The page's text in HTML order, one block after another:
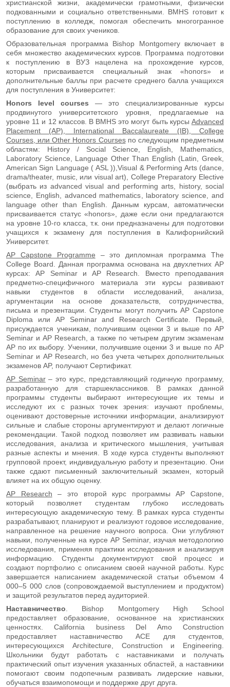
христианской жизни, академически грамотными, физически
подкованными и социально ответственными. BMHS готовит к
поступлению в колледж, помогая обеспечить многогранное
образование для своих учеников.
Образовательная программа Bishop Montgomery включает в
себя множество академических курсов. Программа подготовки
к поступлению в ВУЗ нацелена на прохождение курсов,
которым присваивается специальный знак «honors» и
дополнительные баллы при расчете среднего балла учащихся
для поступления в Университет:
Honors level courses — это специализированные курсы
продвинутого университетского уровня, предлагаемые на
уровне 11 и 12 классов. В BMHS это могут быть курсы Advanced
Placement (AP), International Baccalaureate (IB), College
Courses, или Other Honors Coursesпо следующим предметным
областям: History / Social Science, English, Mathematics,
Laboratory Science, Language Other Than English (Latin, Greek,
American Sign Language ( ASL )),Visual & Performing Arts (dance,
drama/theater, music, или visual art), College Preparatory Elective
(выбрать из advanced visual and performing arts, history, social
science, English, advanced mathematics, laboratory science, and
language other than English. Данным курсам, автоматически
присваивается статус «honors», даже если они предлагаются
на уровне 10-го класса, т.к. они предназначены для подготовки
учащихся к экзамену для поступления в Калифорнийский
Университет.
AP Capstone Programme – это дипломная программа The
College Board. Данная программа основана на двухлетних AP
курсах: AP Seminar и AP Research. Вместо преподавания
предметно-специфичного материала эти курсы развивают
навыки студентов в области исследований, анализа,
аргументации на основе доказательств, сотрудничества,
письма и презентации. Студенты могут получить AP Capstone
Diploma или AP Seminar and Research Certificate. Первый,
присуждается ученикам, получившим оценки 3 и выше по AP
Seminar и AP Research, а также по четырем другим экзаменам
AP по их выбору. Ученики, получившие оценки 3 и выше по AP
Seminar и AP Research, но без учета четырех дополнительных
экзаменов AP, получают Сертификат.
AP Seminar– это курс, представляющий годичную программу,
разработанную для старшеклассников. В рамках данной
программы студенты выбирают интересующие их темы и
исследуют их с разных точек зрения: изучают проблемы,
оценивают достоверные источники информации, анализируют
сильные и слабые стороны аргументируют и делают логичные
рекомендации. Такой подход позволяет им развивать навыки
исследования, анализа и критического мышления, учитывая
разные аспекты и мнения. В ходе курса студенты выполняют
групповой проект, индивидуальную работу и презентацию. Они
также сдают письменный заключительный экзамен, который
влияет на их общую оценку.
AP Research – это второй курс программы AP Capstone,
который позволяет студентам глубоко исследовать
интересующую академическую тему. В рамках курса студенты
разрабатывают, планируют и реализуют годовое исследование,
направленное на решение научного вопроса. Они углубляют
навыки, полученные на курсе AP Seminar, изучая методологию
исследования, применяя практики исследования и анализируя
информацию. Студенты документируют свой процесс и
создают портфолио с описанием своей научной работы. Курс
завершается написанием академической статьи объемом 4
000–5 000 слов (сопровождаемой выступлением и продуктом)
и защитой результатов перед аудиторией.
Наставничество . Bishop Montgomery High School
предоставляет образование, основанное на христианских
ценностях. California business Del Amo Construction
предоставляет наставничество ACE для студентов,
интересующихся Architecture, Construction и Engineering.
Школьники будут работать с наставниками и получать
практический опыт изучения указанных областей, а наставники
помогают своим подопечным развивать лидерские навыки,
обучаться взаимопомощи и поддержке друг друга.